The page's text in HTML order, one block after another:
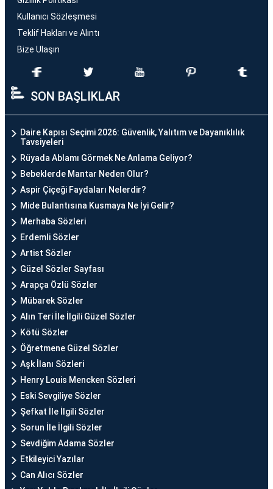
Kullanıcı Sözleşmesi
Teklif Hakları ve Alıntı
Bize Ulaşın
SON BAŞLIKLAR
Daire Kapısı Seçimi 2026: Güvenlik, Yalıtım ve Dayanıklılık
Tavsiyeleri
Rüyada Ablamı Görmek Ne Anlama Geliyor?
Bebeklerde Mantar Neden Olur?
Aspir Çiçeği Faydaları Nelerdir?
Mide Bulantısına Kusmaya Ne İyi Gelir?
Merhaba Sözleri
Erdemli Sözler
Artist Sözler
Güzel Sözler Sayfası
Arapça Özlü Sözler
Mübarek Sözler
Alın Teri İle İlgili Güzel Sözler
Kötü Sözler
Öğretmene Güzel Sözler
Aşk İlanı Sözleri
Henry Louis Mencken Sözleri
Eski Sevgiliye Sözler
Şefkat İle İlgili Sözler
Sorun İle İlgili Sözler
Sevdiğim Adama Sözler
Etkileyici Yazılar
Can Alıcı Sözler